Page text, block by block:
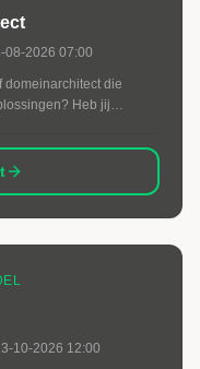
08-2026 07:00
domeinarchitect die
Heb jij
binnen de
10-2026 12:00